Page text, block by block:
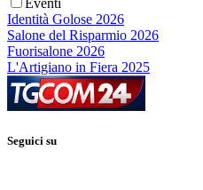
Eventi
Identità Golose 2026
Salone del Risparmio 2026
Fuorisalone 2026
L'Artigiano in Fiera 2025
Seguici su